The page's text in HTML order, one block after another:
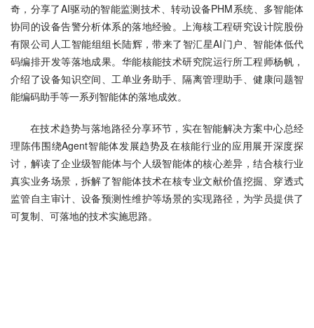
奇，分享了AI驱动的智能监测技术、转动设备PHM系统、多智能体
协同的设备告警分析体系的落地经验。上海核工程研究设计院股份
有限公司人工智能组组长陆辉，带来了智汇星AI门户、智能体低代
码编排开发等落地成果。华能核能技术研究院运行所工程师杨帆，
介绍了设备知识空间、工单业务助手、隔离管理助手、健康问题智
能编码助手等一系列智能体的落地成效。
在技术趋势与落地路径分享环节，实在智能解决方案中心总经
理陈伟围绕Agent智能体发展趋势及在核能行业的应用展开深度探
讨，解读了企业级智能体与个人级智能体的核心差异，结合核行业
真实业务场景，拆解了智能体技术在核专业文献价值挖掘、穿透式
监管自主审计、设备预测性维护等场景的实现路径，为学员提供了
可复制、可落地的技术实施思路。